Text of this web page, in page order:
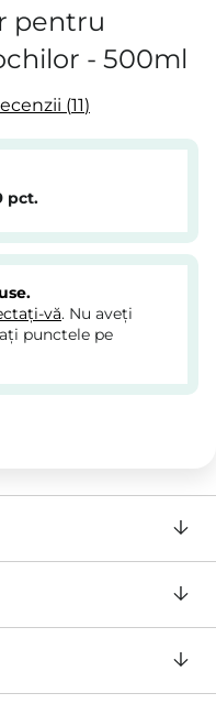
pentru
- 500ml
11
pct.
vă. Nu aveți
punctele pe